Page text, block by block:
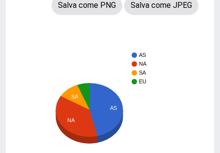
Salva come PNG Salva come JPEG
AS
NA
SA
EU
AS
SA
NA